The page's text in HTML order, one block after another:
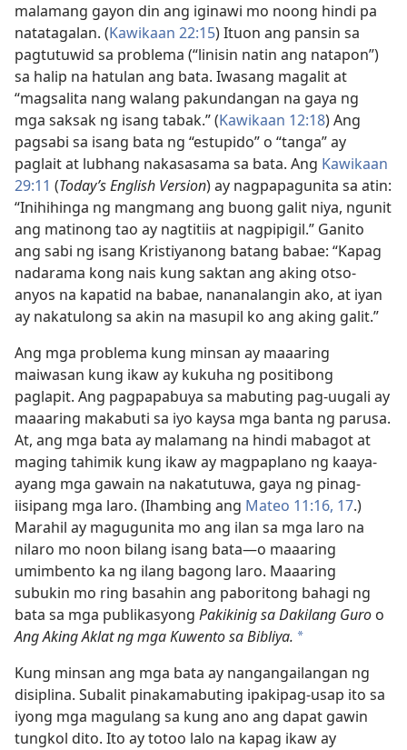
malamang gayon din ang iginawi mo noong hindi pa
natatagalan. (Kawikaan 22:15) Ituon ang pansin sa
pagtutuwid sa problema (“linisin natin ang natapon”)
sa halip na hatulan ang bata. Iwasang magalit at
“magsalita nang walang pakundangan na gaya ng
mga saksak ng isang tabak.” (Kawikaan 12:18) Ang
pagsabi sa isang bata ng “estupido” o “tanga” ay
paglait at lubhang nakasasama sa bata. Ang Kawikaan
29:11 (Today’s English Version) ay nagpapagunita sa atin:
“Inihihinga ng mangmang ang buong galit niya, ngunit
ang matinong tao ay nagtitiis at nagpipigil.” Ganito
ang sabi ng isang Kristiyanong batang babae: “Kapag
nadarama kong nais kung saktan ang aking otso-
anyos na kapatid na babae, nananalangin ako, at iyan
ay nakatulong sa akin na masupil ko ang aking galit.”
Ang mga problema kung minsan ay maaaring
maiwasan kung ikaw ay kukuha ng positibong
paglapit. Ang pagpapabuya sa mabuting pag-uugali ay
maaaring makabuti sa iyo kaysa mga banta ng parusa.
At, ang mga bata ay malamang na hindi mabagot at
maging tahimik kung ikaw ay magpaplano ng kaaya-
ayang mga gawain na nakatutuwa, gaya ng pinag-
iisipang mga laro. (Ihambing ang Mateo 11:16, 17.)
Marahil ay magugunita mo ang ilan sa mga laro na
nilaro mo noon bilang isang bata​—o maaaring
umimbento ka ng ilang bagong laro. Maaaring
subukin mo ring basahin ang paboritong bahagi ng
bata sa mga publikasyong Pakikinig sa Dakilang Guro o
Ang Aking Aklat ng mga Kuwento sa Bibliya. a
Kung minsan ang mga bata ay nangangailangan ng
disiplina. Subalit pinakamabuting ipakipag-usap ito sa
iyong mga magulang sa kung ano ang dapat gawin
tungkol dito. Ito ay totoo lalo na kapag ikaw ay